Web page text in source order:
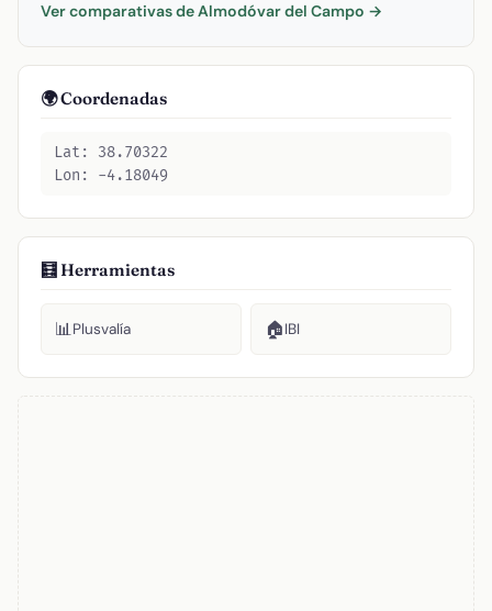
Ver comparativas de Almodóvar del Campo →
🌍 Coordenadas
Lat: 38.70322
Lon: -4.18049
🧮 Herramientas
📊Plusvalía 🏠IBI